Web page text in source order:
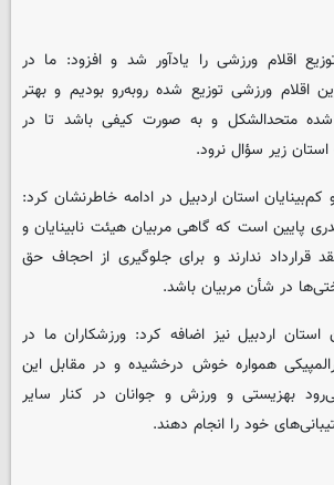
اقلام ورزشی را یادآور شد و افزود: ما در
اقلام ورزشی توزیع شده روبه‌رو بودیم و بهتر
متحدالشکل و به صورت کیفی باشد تا در
زیر سؤال نرود.
استان اردبیل در ادامه خاطرنشان کرد:
پایین است که گاهی مربیان هیئت نابینایان و
قرارداد ندارند و برای جلوگیری از احجاف حق
در شأن مربیان باشد.
اردبیل نیز اضافه کرد: ورزشکاران ما در
همواره خوش درخشیده و در مقابل این
بهزیستی و ورزش و جوانان در کنار سایر
خود را انجام دهند.